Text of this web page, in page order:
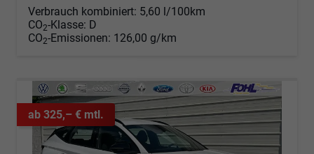
Verbrauch kombiniert: 5,60 l/100km
CO2-Klasse: D
CO2-Emissionen: 126,00 g/km
ab 325,– € mtl.